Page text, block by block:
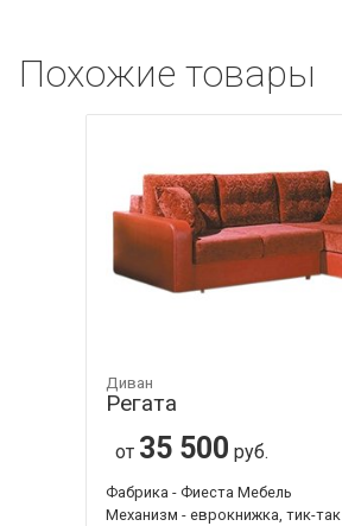
Похожие товары
Диван
Регата
от 35 500 руб.
Фабрика - Фиеста Мебель
Механизм - еврокнижка, тик-так